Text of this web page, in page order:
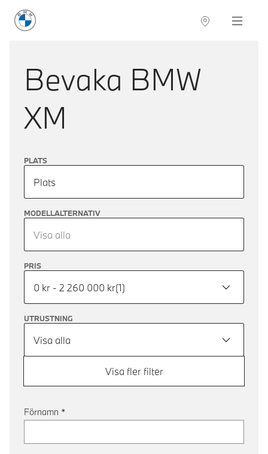
BMW Sverige Navigation
Bevaka BMW
XM
PLATS
Plats
MODELLALTERNATIV
Visa alla
PRIS
0 kr - 2 260 000 kr(1)
UTRUSTNING
Visa alla
Visa fler filter
Förnamn *